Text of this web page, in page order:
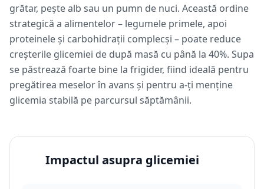
grătar, pește alb sau un pumn de nuci. Această ordine
strategică a alimentelor – legumele primele, apoi
proteinele și carbohidrații complecși – poate reduce
creșterile glicemiei de după masă cu până la 40%. Supa
se păstrează foarte bine la frigider, fiind ideală pentru
pregătirea meselor în avans și pentru a-ți menține
glicemia stabilă pe parcursul săptămânii.
Impactul asupra glicemiei